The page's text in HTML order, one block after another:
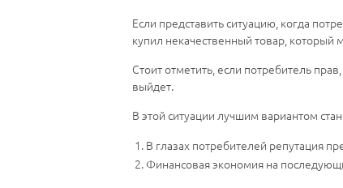
Если представить ситуацию, когда
купил некачественный товар,
Стоит отметить, если потребитель
выйдет.
В этой ситуации лучшим вариантом
В глазах потребителей репутация
Финансовая экономия на